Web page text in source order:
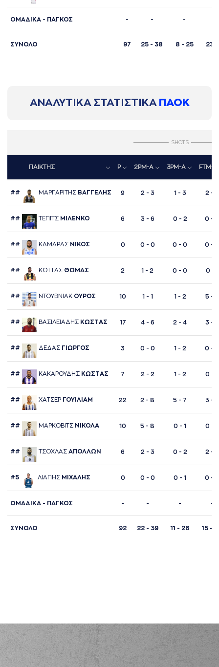
ΟΜΑΔΙΚΑ - ΠΑΓΚΟΣ - - -
ΣΥΝΟΛΟ 97 25 - 38 8 - 25 23 -
ΑΝΑΛΥΤΙΚΑ ΣΤΑΤΙΣΤΙΚΑ ΠΑΟΚ
SHOTS
ΠΑΙΚΤΗΣ P 2PM-A 3PM-A FTM-A
## ΜAΡΓAΡΙΤΗΣ ΒAΓΓΕΛΗΣ 9 2 - 3 1 - 3 2 - 2
## ΤΕΠΙΤΣ ΜΙΛΕΝΚΟ 6 3 - 6 0 - 2 0 - 0
## ΚAΜAΡAΣ ΝΙΚΟΣ 0 0 - 0 0 - 0 0 - 0
## ΚΩΤΤAΣ ΘΩΜAΣ 2 1 - 2 0 - 0 0 - 1
## ΝΤΟΥΒΝΙAΚ ΟΥΡΟΣ 10 1 - 1 1 - 2 5 - 6
## ΒAΣΙΛΕΙAΔΗΣ ΚΩΣΤAΣ 17 4 - 6 2 - 4 3 - 3
## ΔΕΔAΣ ΓΙΩΡΓΟΣ 3 0 - 0 1 - 2 0 - 0
## ΚAΚAΡΟΥΔΗΣ ΚΩΣΤAΣ 7 2 - 2 1 - 2 0 - 2
## ΧAΤΣΕΡ ΓΟΥΙΛΙAΜ 22 2 - 8 5 - 7 3 - 5
## ΜAΡΚΟΒΙΤΣ ΝΙΚΟΛA 10 5 - 8 0 - 1 0 - 2
## ΤΣΟΧΛAΣ AΠΟΛΛΩΝ 6 2 - 3 0 - 2 2 - 3
#5 ΛΙAΠΗΣ ΜΙΧAΛΗΣ 0 0 - 0 0 - 1 0 - 0
ΟΜΑΔΙΚΑ - ΠΑΓΚΟΣ - - - -
ΣΥΝΟΛΟ 92 22 - 39 11 - 26 15 -